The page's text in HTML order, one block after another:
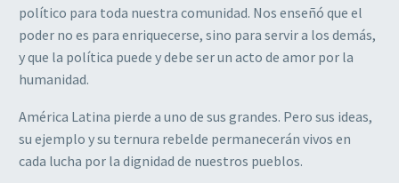
político para toda nuestra comunidad. Nos enseñó que el
poder no es para enriquecerse, sino para servir a los demás,
y que la política puede y debe ser un acto de amor por la
humanidad.
América Latina pierde a uno de sus grandes. Pero sus ideas,
su ejemplo y su ternura rebelde permanecerán vivos en
cada lucha por la dignidad de nuestros pueblos.